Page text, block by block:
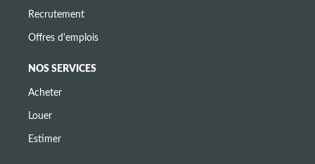
Recrutement
Offres d'emplois
NOS SERVICES
Acheter
Louer
Estimer